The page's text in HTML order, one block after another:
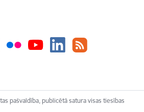
pašvaldība, publicētā satura visas tiesības